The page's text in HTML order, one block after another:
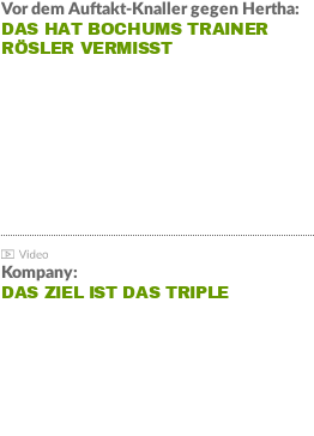
Vor dem Auftakt-Knaller gegen Hertha:
DAS HAT BOCHUMS TRAINER
RÖSLER VERMISST
Kompany:
DAS ZIEL IST DAS TRIPLE